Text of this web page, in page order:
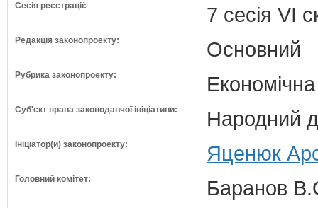
Сесія реєстрації: 7 сесія VI
Редакція законопроекту: Основний
Рубрика законопроекту:
Суб'єкт права законодавчої ініціативи: Народний
Ініціатор(и) законопроекту: Яценюк
Головний комітет: Баранов